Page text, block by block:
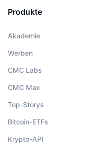
Produkte
Akademie
Werben
CMC Labs
CMC Max
Top-Storys
Bitcoin-ETFs
Krypto-API